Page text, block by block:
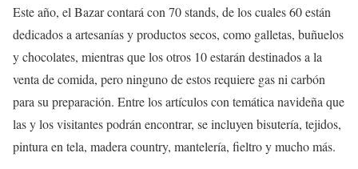
Este año, el Bazar contará con 70 stands, de los cuales 60 están
dedicados a artesanías y productos secos, como galletas, buñuelos
y chocolates, mientras que los otros 10 estarán destinados a la
venta de comida, pero ninguno de estos requiere gas ni carbón
para su preparación. Entre los artículos con temática navideña que
las y los visitantes podrán encontrar, se incluyen bisutería, tejidos,
pintura en tela, madera country, mantelería, fieltro y mucho más.